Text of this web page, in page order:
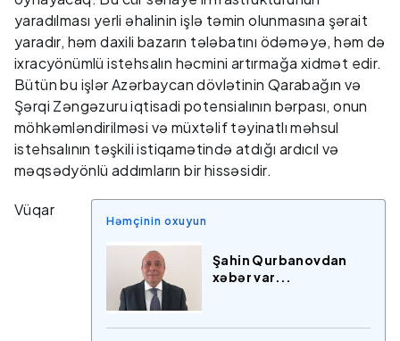
yaradılması yerli əhalinin işlə təmin olunmasına şərait
yaradır, həm daxili bazarın tələbatını ödəməyə, həm də
ixracyönümlü istehsalın həcmini artırmağa xidmət edir.
Bütün bu işlər Azərbaycan dövlətinin Qarabağın və
Şərqi Zəngəzuru iqtisadi potensialının bərpası, onun
möhkəmləndirilməsi və müxtəlif təyinatlı məhsul
istehsalının təşkili istiqamətində atdığı ardıcıl və
məqsədyönlü addımların bir hissəsidir.
Həmçinin oxuyun
Şahin Qurbanovdan
xəbər var...
Vüqar